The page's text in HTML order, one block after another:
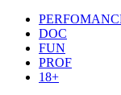
DOC
FUN
PROF
18+